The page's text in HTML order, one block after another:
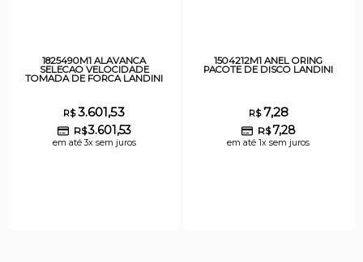
1825490M1 ALAVANCA
SELECAO VELOCIDADE
TOMADA DE FORCA LANDINI
R$3.601,53
R$3.601,53
em até 3x sem juros
1504212M1 ANEL ORING
PACOTE DE DISCO LANDINI
R$7,28
R$7,28
em até 1x sem juros